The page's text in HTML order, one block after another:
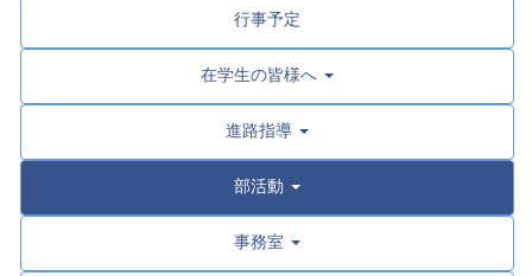
行事予定
在学生の皆様へ
進路指導
部活動
事務室